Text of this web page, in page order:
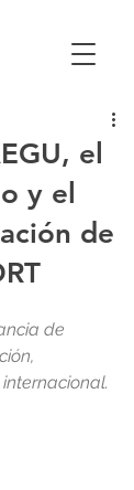
el
y el
de
de